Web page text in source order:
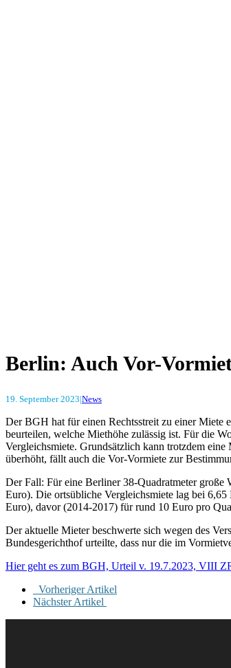
Berlin: Auch Vor-
19. September 2023|News
Der BGH hat für einen Rechtsstreit zu einer Miete
beurteilen, welche Miethöhe zulässig ist. Für die
Vergleichsmiete. Grundsätzlich kann trotzdem
überhöht, fällt auch die Vor-Vormiete zur
Der Fall: Für eine Berliner 38-Quadratmeter
Euro). Die ortsübliche Vergleichsmiete lag bei
Euro), davor (2014-2017) für rund 10 Euro pro
Der aktuelle Mieter beschwerte sich wegen des
Bundesgerichthof urteilte, dass nur die im
Hier geht es zum BGH, Urteil v. 19.7.2023, VIII
Vorheriger Artikel
Nächster Artikel